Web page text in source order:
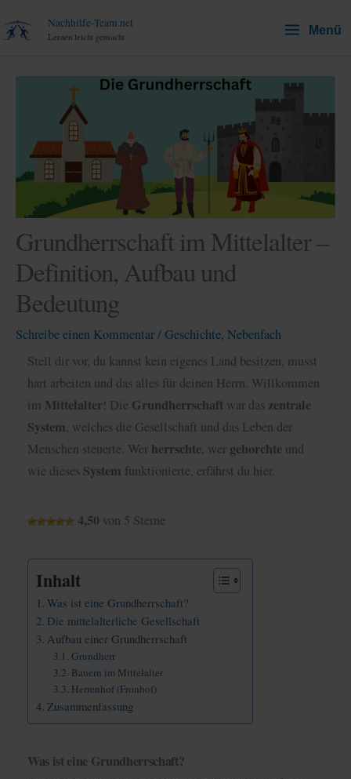
Inhalt
Nachhilfe-Team.net
Lernen leicht gemacht Menü
Grundherrschaft im Mittelalter –
Definition, Aufbau und
Bedeutung
Schreibe einen Kommentar/Geschichte, Nebenfach
Stell dir vor, du kannst kein eigenes Land besitzen, musst
hart arbeiten und das alles für deinen Herrn. Willkommen
im Mittelalter! Die Grundherrschaft war das zentrale
System, welches die Gesellschaft und das Leben der
Menschen steuerte. Wer herrschte, wer gehorchte und
wie dieses System funktionierte, erfährst du hier.
4,50 von 5 Sterne
Inhalt
Was ist eine Grundherrschaft?
Die mittelalterliche Gesellschaft
Aufbau einer Grundherrschaft
Grundherr
Bauern im Mittelalter
Herrenhof (Fronhof)
Zusammenfassung
Was ist eine Grundherrschaft?